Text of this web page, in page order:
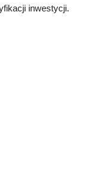
inwestycji.